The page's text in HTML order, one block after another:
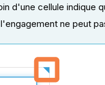
d'une cellule indique
ne peut